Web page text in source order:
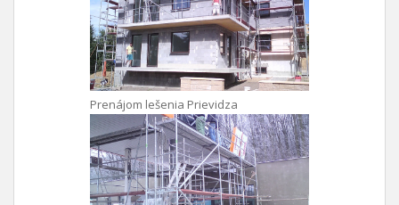
Prenájom lešenia Prievidza